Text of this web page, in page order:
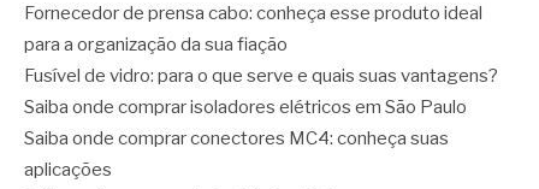
Fornecedor de prensa cabo: conheça esse produto ideal
para a organização da sua fiação
Fusível de vidro: para o que serve e quais suas vantagens?
Saiba onde comprar isoladores elétricos em São Paulo
Saiba onde comprar conectores MC4: conheça suas
aplicações